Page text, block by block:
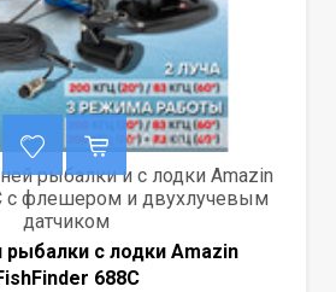
рыбалки и с лодки Amazin
c флешером и двухлучевым
датчиком
рыбалки с лодки Amazin
688C